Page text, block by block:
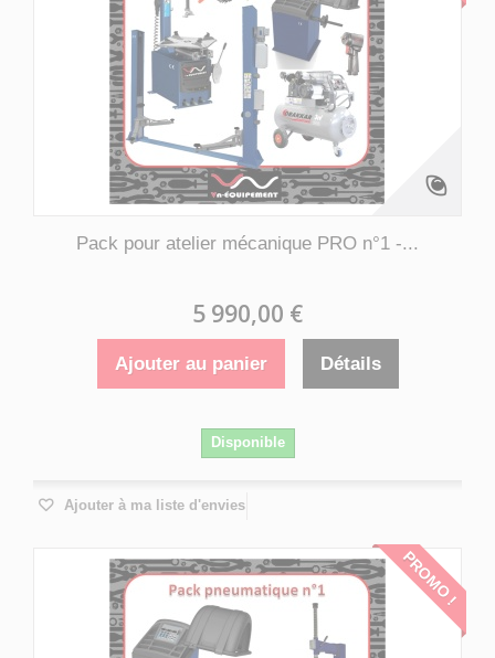
Pack pour atelier mécanique PRO n°1 -...
5 990,00 €
Ajouter au panier Détails
Disponible
Ajouter à ma liste d'envies
PROMO !